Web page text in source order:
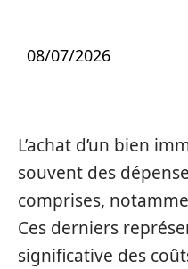
08/07/2026
L’achat d’un bien
souvent des
comprises,
Ces derniers
significative des